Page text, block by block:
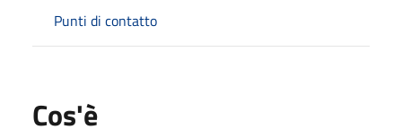
Punti di contatto
Cos'è